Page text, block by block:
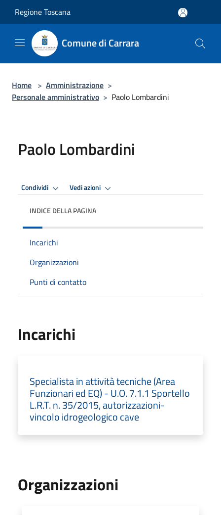
Regione Toscana
Comune di Carrara
Home > Amministrazione >
Personale amministrativo > Paolo Lombardini
Paolo Lombardini
Condividi Vedi azioni
INDICE DELLA PAGINA
Incarichi
Organizzazioni
Punti di contatto
Incarichi
Specialista in attività tecniche (Area
Funzionari ed EQ) - U.O. 7.1.1 Sportello
L.R.T. n. 35/2015, autorizzazioni-
vincolo idrogeologico cave
Organizzazioni